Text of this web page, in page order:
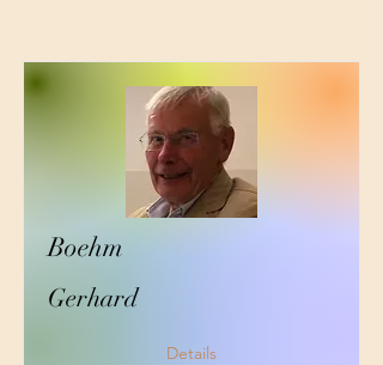
Boehm
Gerhard
Details